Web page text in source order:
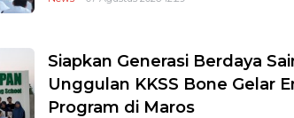
Siapkan Generasi Berdaya
Unggulan KKSS Bone Gelar
Program di Maros